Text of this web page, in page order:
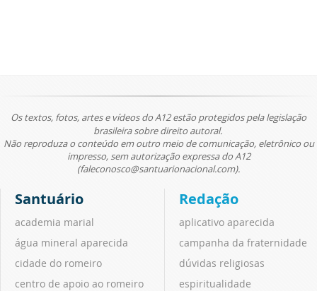
Os textos, fotos, artes e vídeos do A12 estão protegidos pela legislação
brasileira sobre direito autoral.
Não reproduza o conteúdo em outro meio de comunicação, eletrônico ou
impresso, sem autorização expressa do A12
(faleconosco@santuarionacional.com).
Santuário
academia marial
água mineral aparecida
cidade do romeiro
centro de apoio ao romeiro
Redação
aplicativo aparecida
campanha da fraternidade
dúvidas religiosas
espiritualidade